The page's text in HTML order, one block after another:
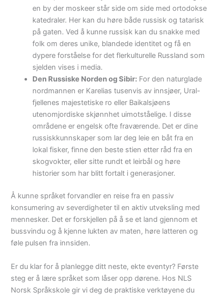
en by der moskeer står side om side med ortodokse
katedraler. Her kan du høre både russisk og tatarisk
på gaten. Ved å kunne russisk kan du snakke med
folk om deres unike, blandede identitet og få en
dypere forståelse for det flerkulturelle Russland som
sjelden vises i media.
Den Russiske Norden og Sibir: For den naturglade
nordmannen er Karelias tusenvis av innsjøer, Ural-
fjellenes majestetiske ro eller Baikalsjøens
utenomjordiske skjønnhet uimotståelige. I disse
områdene er engelsk ofte fraværende. Det er dine
russiskkunnskaper som lar deg leie en båt fra en
lokal fisker, finne den beste stien etter råd fra en
skogvokter, eller sitte rundt et leirbål og høre
historier som har blitt fortalt i generasjoner.
Å kunne språket forvandler en reise fra en passiv
konsumering av severdigheter til en aktiv utveksling med
mennesker. Det er forskjellen på å se et land gjennom et
bussvindu og å kjenne lukten av maten, høre latteren og
føle pulsen fra innsiden.
Er du klar for å planlegge ditt neste, ekte eventyr? Første
steg er å lære språket som låser opp dørene. Hos NLS
Norsk Språkskole gir vi deg de praktiske verktøyene du